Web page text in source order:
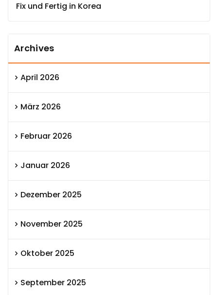
Fix und Fertig in Korea
Archives
April 2026
März 2026
Februar 2026
Januar 2026
Dezember 2025
November 2025
Oktober 2025
September 2025